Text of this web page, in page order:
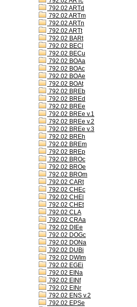
792.02 ARTd
792.02 ARTm
792.02 ARTn
792.02 ARTt
792.02 BARt
792.02 BECl
792.02 BECu
792.02 BOAa
792.02 BOAc
792.02 BOAe
792.02 BOAt
792.02 BREb
792.02 BREd
792.02 BREe
792.02 BREe v.1
792.02 BREe v.2
792.02 BREe v.3
792.02 BREh
792.02 BREm
792.02 BREp
792.02 BROc
792.02 BROe
792.02 BROm
792.02 CARt
792.02 CHEc
792.02 CHEl
792.02 CHEt
792.02 CLA
792.02 CRAa
792.02 DIEe
792.02 DOGc
792.02 DONa
792.02 DUBi
792.02 DWIm
792.02 EGEi
792.02 EINa
792.02 EINf
792.02 EINr
792.02 ENS v.2
792.02 EPSe